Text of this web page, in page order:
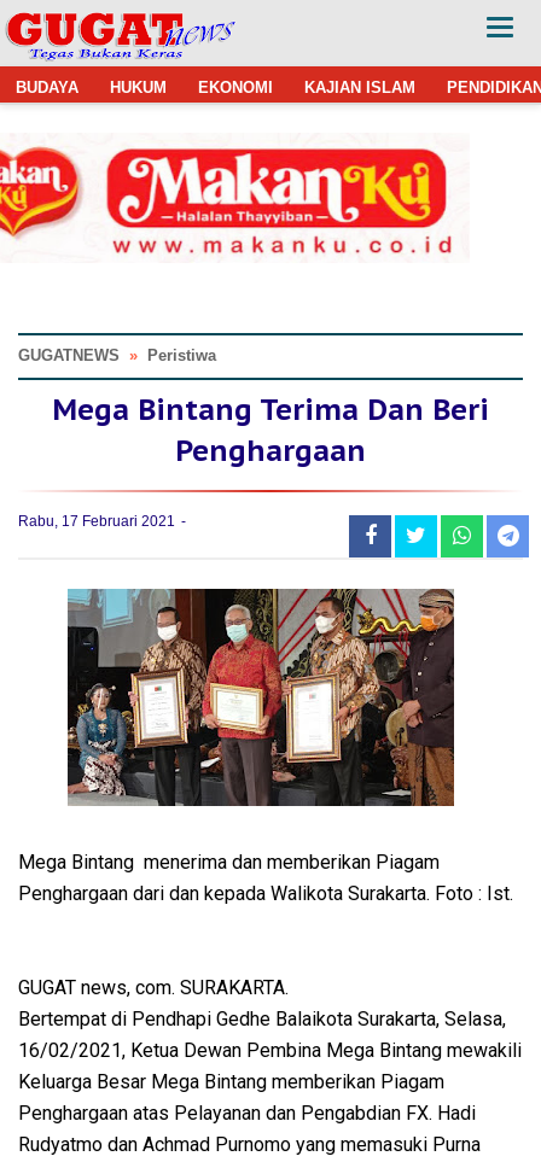
BUDAYA HUKUM EKONOMI KAJIAN ISLAM
GUGATNEWS » Peristiwa
Mega Bintang Terima Dan Beri
Penghargaan
Rabu, 17 Februari 2021
Mega Bintang menerima dan memberikan Piagam
Penghargaan dari dan kepada Walikota Surakarta. Foto : Ist.
GUGAT news, com. SURAKARTA.
Bertempat di Pendhapi Gedhe Balaikota Surakarta, Selasa,
16/02/2021, Ketua Dewan Pembina Mega Bintang mewakili
Keluarga Besar Mega Bintang memberikan Piagam
Penghargaan atas Pelayanan dan Pengabdian FX. Hadi
Rudyatmo dan Achmad Purnomo yang memasuki Purna